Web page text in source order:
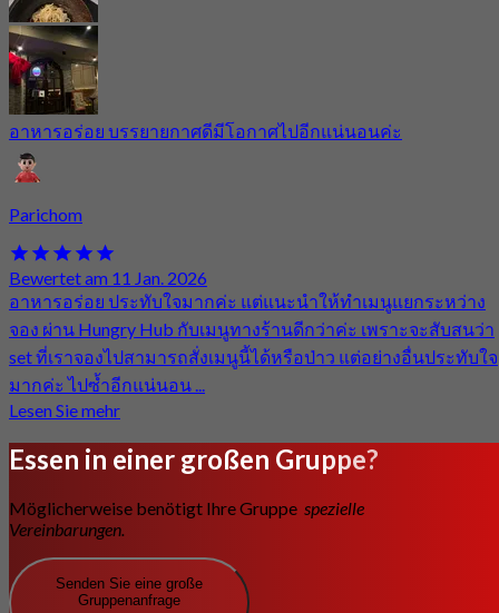
อาหารอร่อย บรรยายกาศดีมีโอกาศไปอีกแน่นอนค่ะ
Parichom
Bewertet am 11 Jan. 2026
อาหารอร่อย ประทับใจมากค่ะ แต่แนะนำให้ทำเมนูแยกระหว่าง
จอง ผ่าน Hungry Hub กับเมนูทางร้านดีกว่าค่ะ เพราะจะสับสนว่า
set ที่เราจองไปสามารถสั่งเมนูนี้ได้หรือป่าว แต่อย่างอื่นประทับใจ
มากค่ะ ไปซ้ำอีกแน่นอน ...
Lesen Sie mehr
Essen in einer großen Gruppe?
Möglicherweise benötigt Ihre Gruppe spezielle
Vereinbarungen.
Senden Sie eine große
Gruppenanfrage